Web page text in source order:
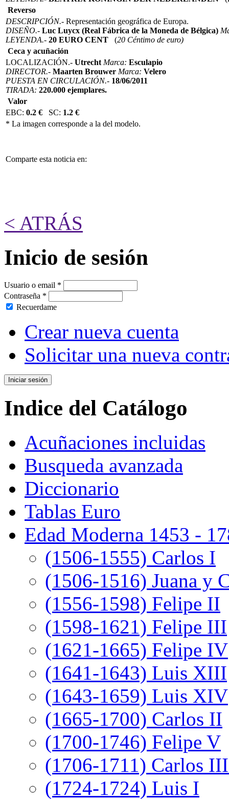
Reverso
DESCRIPCIÓN.- Representación geográfica de Europa.
DISEÑO.- Luc Luycx (Real Fábrica de la Moneda de Bélgica)
LEYENDA.- 20 EURO CENT (20 Céntimo de euro)
Ceca y acuñación
LOCALIZACIÓN.- Utrecht Marca: Esculapio
DIRECTOR.- Maarten Brouwer Marca: Velero
PUESTA EN CIRCULACIÓN.- 18/06/2011
TIRADA: 220.000 ejemplares.
Valor
EBC: 0.2 € SC: 1.2 €
* La imagen corresponde a la del modelo.
Comparte esta noticia en:
< ATRÁS
Inicio de sesión
Usuario o email *
Contraseña *
Recuerdame
Crear nueva cuenta
Solicitar una nueva
Indice del Catálogo
Acuñaciones incluidas
Busqueda avanzada
Diccionario
Tablas Euro
Edad Moderna 1453 -
(1506-1555) Carlos I
(1506-1516) Juana y
(1556-1598) Felipe II
(1598-1621) Felipe III
(1621-1665) Felipe IV
(1641-1643) Luis XIII
(1643-1659) Luis XIV
(1665-1700) Carlos II
(1700-1746) Felipe V
(1706-1711) Carlos
(1724-1724) Luis I